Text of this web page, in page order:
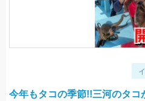
今年もタコの季節!!三河のタコ